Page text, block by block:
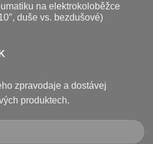
na elektrokoloběžce
duše vs. bezdušové)
zpravodaje a dostávej
produktech.